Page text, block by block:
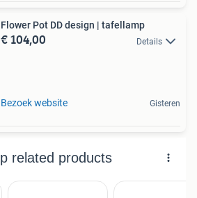
Flower Pot DD design | tafellamp
€ 104,00 Details
Bezoek website Gisteren